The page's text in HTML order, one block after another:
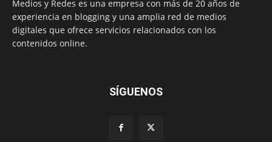
Medios y Redes es una empresa con más de 20 años de
experiencia en blogging y una amplia red de medios
digitales que ofrece servicios relacionados con los
contenidos online.
SÍGUENOS